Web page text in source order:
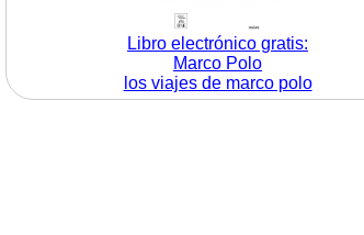
Libro electrónico gratis:
Marco Polo
los viajes de marco polo